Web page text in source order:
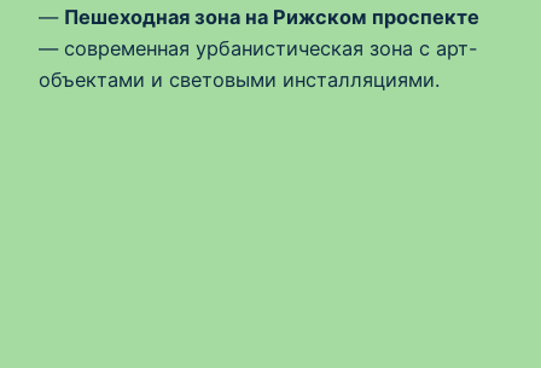
— Пешеходная зона на Рижском проспекте
— современная урбанистическая зона с арт-
объектами и световыми инсталляциями.